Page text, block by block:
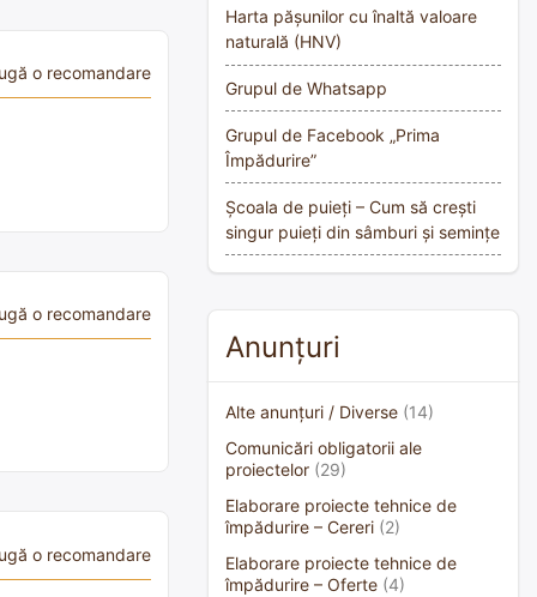
o recomandare
o recomandare
o recomandare
Harta pășunilor cu înaltă valoare
naturală (HNV)
Grupul de Whatsapp
Grupul de Facebook „Prima
Împădurire”
Școala de puieți – Cum să crești
singur puieți din sâmburi și semințe
Anunțuri
Alte anunțuri / Diverse (14)
Comunicări obligatorii ale
proiectelor (29)
Elaborare proiecte tehnice de
împădurire – Cereri (2)
Elaborare proiecte tehnice de
împădurire – Oferte (4)